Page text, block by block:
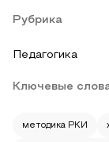
Рубрика
Педагогика
Ключевые
методика РКИ